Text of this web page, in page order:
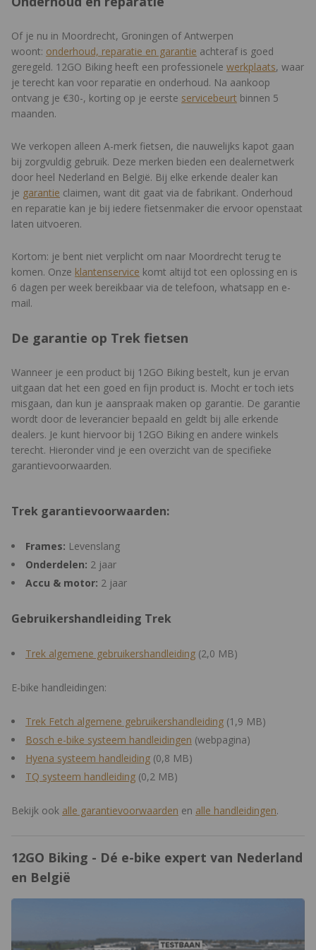
De Trek Verve+ 1 LT heeft een ruimere maatvoering dan de
gemiddelde e-bike. Dat betekent dat één framemaat geschikt is
voor een ruimer bereik van lichaamslengtes en dat komt
doordat je veel kunt verstelellen aan de fiets, zoals de stuur- en
zadelpennen. Zo kies je dus altijd het perfecte frame en is de
Shimano Acera versnellingen en Tektro
hydraulische remmen
De elektrische fiets is uitgerust met een 8-speed
derailleurversnelling zodat het schakelen soepel in zijn werk zal
remmen in alle weersomstandigheden.
Verbeter je rit met de Trek Central App
meer uit je fietservaring. Deze gebruiksvriendelijke app geeft je
Je kunt gemakkelijk zien hoeveel kilometers je hebt gefietst, wat
je gemiddelde snelheid is en andere belangrijke informatie.
Daarnaast kun je met de Trek Central App de instellingen van je
fiets aanpassen, zoals de ondersteuning en rijmodi.
Op de afbeeldingen is geen ringslot te zien, maar deze wordt
wel meegeleverd. Zie de specificaties voor het slot dat op de
Of je nu in Moordrecht, Groningen of Antwerpen
woont: onderhoud, reparatie en garantie achteraf is goed
geregeld. 12GO Biking heeft een professionele werkplaats, waar
je terecht kan voor reparatie en onderhoud. Na aankoop
ontvang je €30-, korting op je eerste servicebeurt binnen 5
maanden.
We verkopen alleen A-merk fietsen, die nauwelijks kapot gaan
bij zorgvuldig gebruik. Deze merken bieden een dealernetwerk
door heel Nederland en België. Bij elke erkende dealer kan
je garantie claimen, want dit gaat via de fabrikant. Onderhoud
en reparatie kan je bij iedere fietsenmaker die ervoor openstaat
laten uitvoeren.
Kortom: je bent niet verplicht om naar Moordrecht terug te
komen. Onze klantenservice komt altijd tot een oplossing en is
6 dagen per week bereikbaar via de telefoon, whatsapp en e-
mail.
De garantie op Trek fietsen
Wanneer je een product bij 12GO Biking bestelt, kun je ervan
uitgaan dat het een goed en fijn product is. Mocht er toch iets
misgaan, dan kun je aanspraak maken op garantie. De garantie
wordt door de leverancier bepaald en geldt bij alle erkende
dealers. Je kunt hiervoor bij 12GO Biking en andere winkels
terecht. Hieronder vind je een overzicht van de specifieke
garantievoorwaarden.
Trek garantievoorwaarden:
Frames: Levenslang
Onderdelen: 2 jaar
Accu & motor: 2 jaar
Gebruikershandleiding Trek
Trek algemene gebruikershandleiding (2,0 MB)
E-bike handleidingen:
Trek Fetch algemene gebruikershandleiding (1,9 MB)
Bosch e-bike systeem handleidingen (webpagina)
Hyena systeem handleiding (0,8 MB)
TQ systeem handleiding (0,2 MB)
Bekijk ook alle garantievoorwaarden en alle handleidingen.
12GO Biking - Dé e-bike expert van Nederland
en België
https://www.12gobiking.nl/winkel